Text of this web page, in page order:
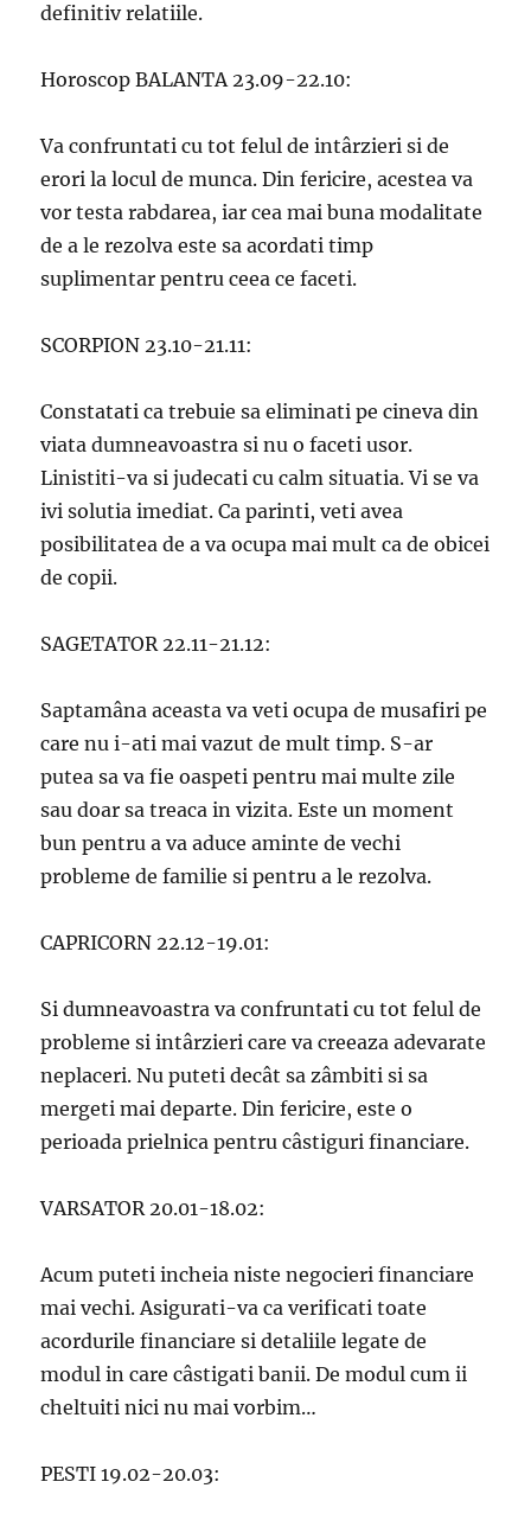
definitiv relatiile.
Horoscop BALANTA 23.09-22.10:
Va confruntati cu tot felul de intârzieri si de
erori la locul de munca. Din fericire, acestea va
vor testa rabdarea, iar cea mai buna modalitate
de a le rezolva este sa acordati timp
suplimentar pentru ceea ce faceti.
SCORPION 23.10-21.11:
Constatati ca trebuie sa eliminati pe cineva din
viata dumneavoastra si nu o faceti usor.
Linistiti-va si judecati cu calm situatia. Vi se va
ivi solutia imediat. Ca parinti, veti avea
posibilitatea de a va ocupa mai mult ca de obicei
de copii.
SAGETATOR 22.11-21.12:
Saptamâna aceasta va veti ocupa de musafiri pe
care nu i-ati mai vazut de mult timp. S-ar
putea sa va fie oaspeti pentru mai multe zile
sau doar sa treaca in vizita. Este un moment
bun pentru a va aduce aminte de vechi
probleme de familie si pentru a le rezolva.
CAPRICORN 22.12-19.01:
Si dumneavoastra va confruntati cu tot felul de
probleme si intârzieri care va creeaza adevarate
neplaceri. Nu puteti decât sa zâmbiti si sa
mergeti mai departe. Din fericire, este o
perioada prielnica pentru câstiguri financiare.
VARSATOR 20.01-18.02:
Acum puteti incheia niste negocieri financiare
mai vechi. Asigurati-va ca verificati toate
acordurile financiare si detaliile legate de
modul in care câstigati banii. De modul cum ii
cheltuiti nici nu mai vorbim…
PESTI 19.02-20.03: